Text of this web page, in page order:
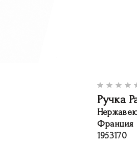
Ручка
Франция
1953170